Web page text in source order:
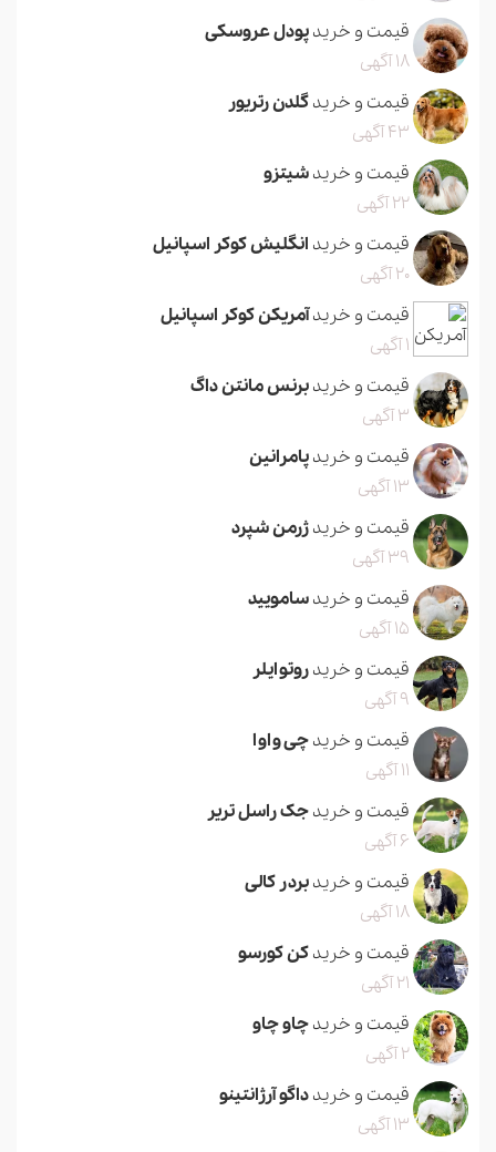
قیمت و خریدپودل عروسکی
18 آگهی
قیمت و خریدگلدن رتریور
43 آگهی
قیمت و خریدشیتزو
22 آگهی
قیمت و خرید انگلیش کوکر اسپانیل
20 آگهی
قیمت و خریدآمریکن کوکر اسپانیل
1 آگهی
قیمت و خریدبرنس مانتن داگ
3 آگهی
قیمت و خریدپامرانین
13 آگهی
قیمت و خریدژرمن شپرد
39 آگهی
قیمت و خریدسامویید
15 آگهی
قیمت و خریدروتوایلر
9 آگهی
قیمت و خریدچی واوا
11 آگهی
قیمت و خریدجک راسل تریر
6 آگهی
قیمت و خریدبردر کالی
18 آگهی
قیمت و خریدکن کورسو
21 آگهی
قیمت و خریدچاو چاو
2 آگهی
قیمت و خریدداگو آرژانتینو
13 آگهی